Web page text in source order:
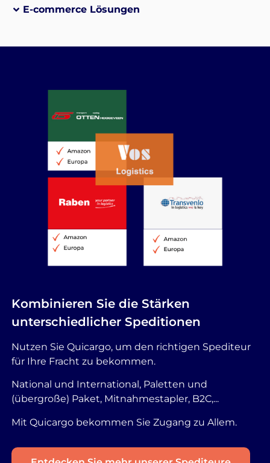
E-commerce Lösungen
Kombinieren Sie die Stärken
unterschiedlicher Speditionen
Nutzen Sie Quicargo, um den richtigen Spediteur
für Ihre Fracht zu bekommen.
National und International, Paletten und
(übergroße) Paket, Mitnahmestapler, B2C,...
Mit Quicargo bekommen Sie Zugang zu Allem.